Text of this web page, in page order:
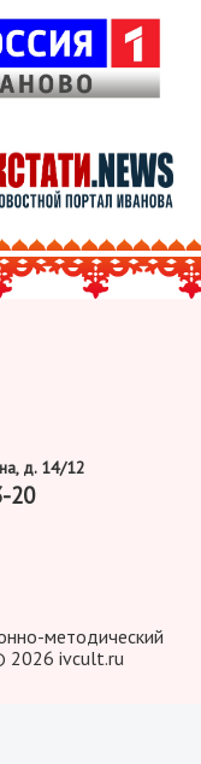
д. 14/12
20
методический
2026 ivcult.ru